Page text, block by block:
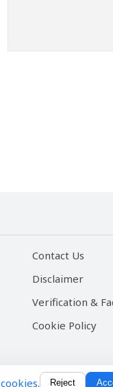
Contact Us
Disclaimer
Verification &
Cookie Policy
cookies. Reject